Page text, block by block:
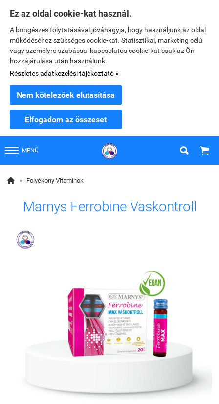
Ez az oldal cookie-kat használ.
A böngészés folytatásával jóváhagyja, hogy használjunk az oldal
működéséhez szükséges cookie-kat. Statisztikai, marketing célú
vagy személyre szabással kapcsolatos cookie-kat csak az Ön
hozzájárulása után használunk.
Részletes adatkezelési tájékoztató »
Nem kötelezőek elutasítása
Elfogadom az összeset
MENÜ  
 » Folyékony Vitaminok
Marnys Ferrobine Vaskontroll